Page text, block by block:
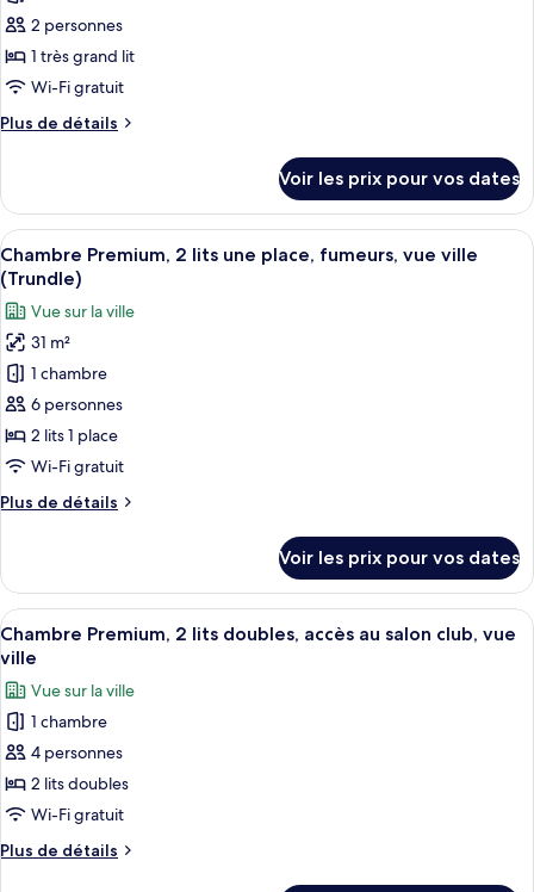
vue
ville
lit,
accès
au
salon
vue
ce
type
de
chambre :
Chambre
très
grand
lit,
vue
ville
2 personnes
1 très grand lit
Wi-Fi gratuit
Plus de détails
Plus
le
type
de
chambre
Chambre
Premium,
très
grand
lit,
ville
Voir les prix pour vos dates
Afficher
toutes
les
photos
pour
ce
type
de
chambre :
Premium,
une
place,
fumeurs,
vue
ville
(Trundle)
Une zone urbaine densément
10
Chambre Premium, 2 lits une place, fumeurs, vue ville
(Trundle)
Vue sur la ville
31 m²
1 chambre
6 personnes
2 lits 1 place
Wi-Fi gratuit
Plus de détails
Plus
le
type
de
chambre
Premium,
2
lits
une
place,
vue
ville
(Trundle)
Voir les prix pour vos dates
Afficher
toutes
les
photos
pour
ce
type
de
chambre :
Chambre
Une chambre d’hôtel avec un
9
Chambre Premium, 2 lits doubles, accès au salon club, vue
ville
Vue sur la ville
1 chambre
4 personnes
2 lits doubles
Wi-Fi gratuit
Plus de détails
Plus